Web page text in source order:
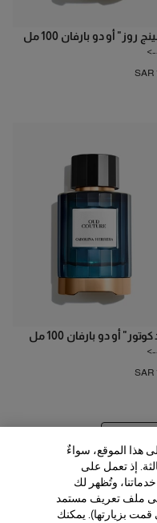
روز" أو دو بارفان 100 مل
SAR
أو دو بارفان 100 مل
SAR
هذا الموقع، سواءٌ
إذ تعمل على
وتُظهر لك
إلى ملف تعريف مستمد
بزيارتها). يمكنك